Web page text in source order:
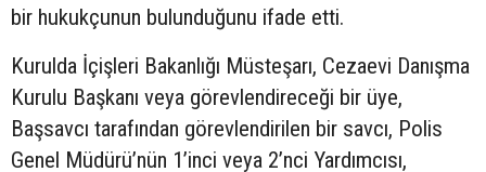
bir hukukçunun bulunduğunu ifade etti.
Kurulda İçişleri Bakanlığı Müsteşarı, Cezaevi Danışma
Kurulu Başkanı veya görevlendireceği bir üye,
Başsavcı tarafından görevlendirilen bir savcı, Polis
Genel Müdürü’nün 1’inci veya 2’nci Yardımcısı,